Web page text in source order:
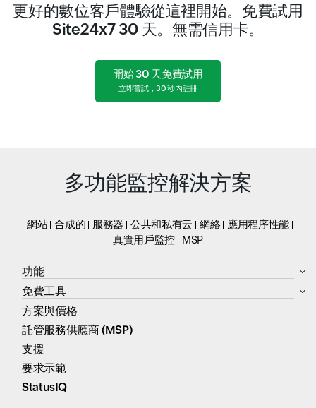
更好的數位客戶體驗從這裡開始。免費試用
Site24x7 30 天。無需信用卡。
開始 30 天免費試用
立即嘗試，30 秒內註冊
多功能監控解決方案
網站 合成的 服務器 公共和私有云 網絡
應用程序性能
真實用戶監控
MSP
功能
免費工具
方案與價格
託管服務供應商 (MSP)
支援
要求示範
StatusIQ